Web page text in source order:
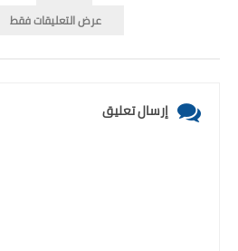
عرض التعليقات فقط
إرسال تعليق